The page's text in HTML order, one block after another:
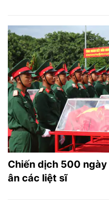
Chiến dịch 500
ân các liệt sĩ